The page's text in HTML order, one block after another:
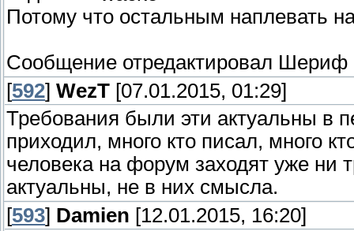
Потому что остальным наплевать
Сообщение отредактировал Шериф
[592] WezT [07.01.2015, 01:29]
Требования были эти актуальны в
приходил, много кто писал, много
человека на форум заходят уже ни
актуальны, не в них смысла.
[593] Damien [12.01.2015, 16:20]